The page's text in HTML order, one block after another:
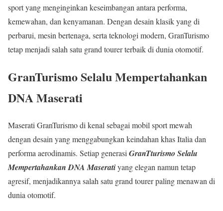
sport yang menginginkan keseimbangan antara performa,
kemewahan, dan kenyamanan. Dengan desain klasik yang di
perbarui, mesin bertenaga, serta teknologi modern, GranTurismo
tetap menjadi salah satu grand tourer terbaik di dunia otomotif.
GranTurismo Selalu Mempertahankan
DNA Maserati
Maserati GranTurismo di kenal sebagai mobil sport mewah
dengan desain yang menggabungkan keindahan khas Italia dan
performa aerodinamis. Setiap generasi GranTturismo Selalu
Mempertahankan DNA Maseratiyang elegan namun tetap
agresif, menjadikannya salah satu grand tourer paling menawan di
dunia otomotif.